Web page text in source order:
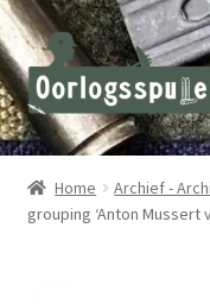
Skip
to
navigation
Skip
to
content
Winkel – Shop
Over ons – About us
Home Archief -
grouping ‘Anton Mussert